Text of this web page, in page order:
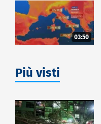
03:50
Più visti